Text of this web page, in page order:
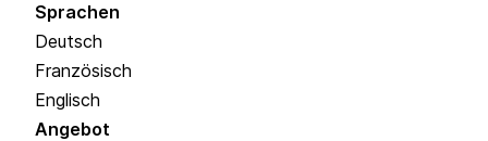
Sprachen
Deutsch
Französisch
Englisch
Angebot